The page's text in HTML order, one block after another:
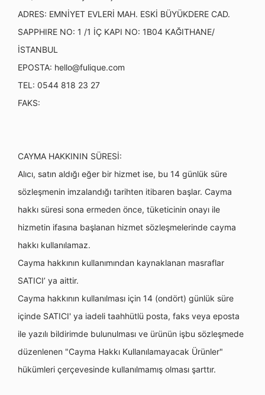
ADRES: EMNİYET EVLERİ MAH. ESKİ BÜYÜKDERE CAD.
SAPPHIRE NO: 1 /1 İÇ KAPI NO: 1B04 KAĞITHANE/
İSTANBUL
EPOSTA: hello@fulique.com
TEL: 0544 818 23 27
FAKS:
CAYMA HAKKININ SÜRESİ:
Alıcı, satın aldığı eğer bir hizmet ise, bu 14 günlük süre
sözleşmenin imzalandığı tarihten itibaren başlar. Cayma
hakkı süresi sona ermeden önce, tüketicinin onayı ile
hizmetin ifasına başlanan hizmet sözleşmelerinde cayma
hakkı kullanılamaz.
Cayma hakkının kullanımından kaynaklanan masraflar
SATICI’ ya aittir.
Cayma hakkının kullanılması için 14 (ondört) günlük süre
içinde SATICI' ya iadeli taahhütlü posta, faks veya eposta
ile yazılı bildirimde bulunulması ve ürünün işbu sözleşmede
düzenlenen "Cayma Hakkı Kullanılamayacak Ürünler"
hükümleri çerçevesinde kullanılmamış olması şarttır.